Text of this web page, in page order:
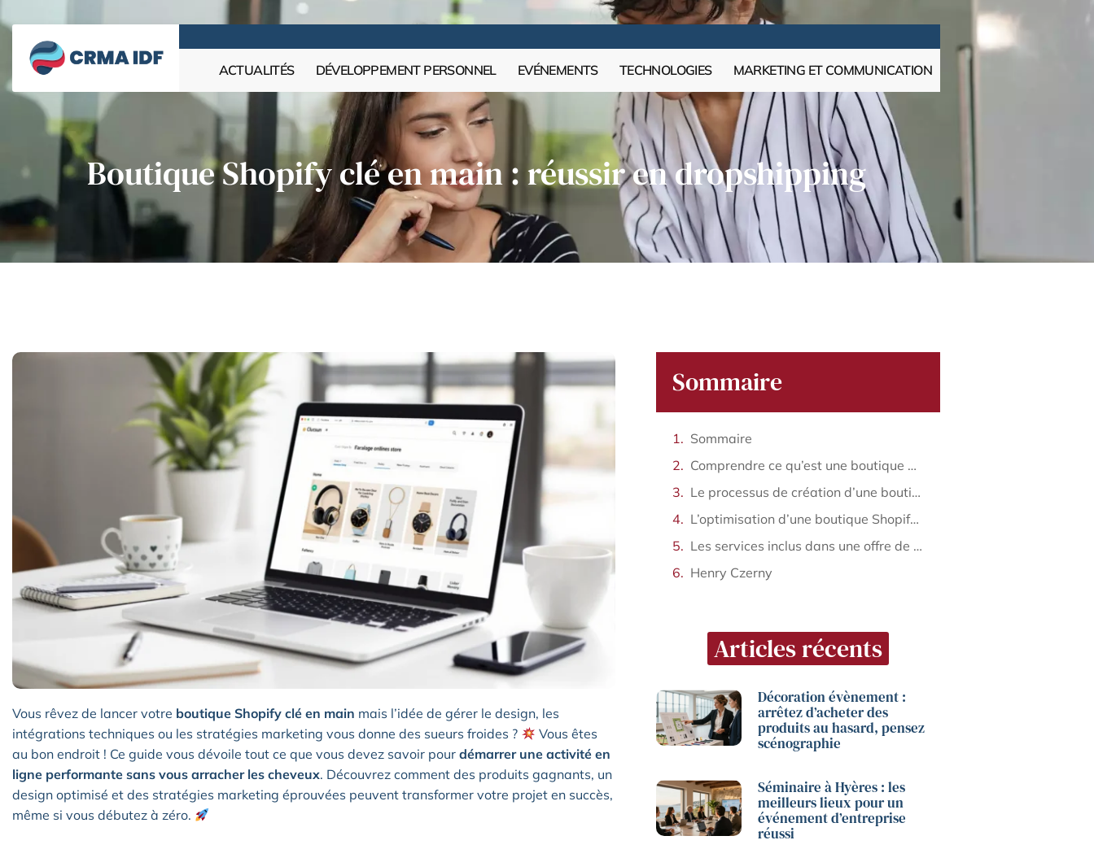
ACTUALITÉS DÉVELOPPEMENT PERSONNEL EVÉNEMENTS TECHNOLOGIES MARKETING ET COMMUNICATION
Boutique Shopify clé en main : réussir en dropshipping
Vous rêvez de lancer votre boutique Shopify clé en main mais l’idée de gérer le design, les
intégrations techniques ou les stratégies marketing vous donne des sueurs froides ?
Vous êtes
au bon endroit ! Ce guide vous dévoile tout ce que vous devez savoir pour démarrer une activité en
ligne performante sans vous arracher les cheveux. Découvrez comment des produits gagnants, un
design optimisé et des stratégies marketing éprouvées peuvent transformer votre projet en succès,
même si vous débutez à zéro.
Sommaire
Sommaire
Comprendre ce qu’est une boutique Shopify clé en main et ses avantages
Le processus de création d’une boutique Shopify clé en main
L’optimisation d’une boutique Shopify pour le dropshipping
Les services inclus dans une offre de boutique Shopify clé en main
Henry Czerny
Articles récents
Décoration évènement :
arrêtez d’acheter des
produits au hasard, pensez
scénographie
Séminaire à Hyères : les
meilleurs lieux pour un
événement d’entreprise
réussi